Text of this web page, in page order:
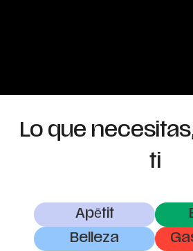
Lo que
ti
Apētit
Belleza